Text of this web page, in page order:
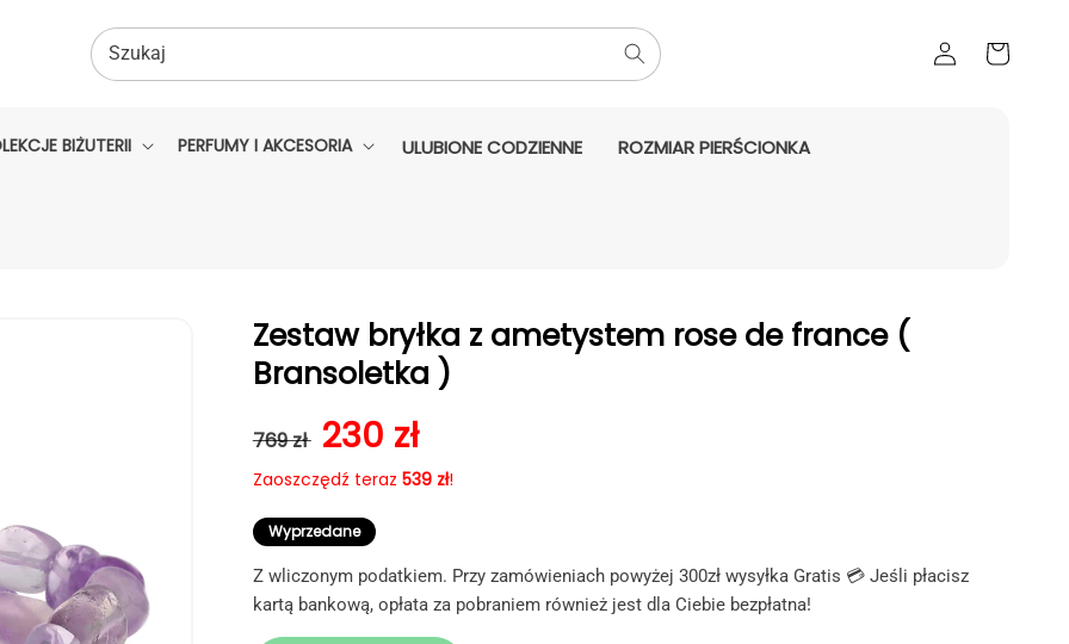
Zaloguj
się
Koszyk
Szukaj
BIŻUTERII PERFUMY I AKCESORIA ULUBIONE CODZIENNE ROZMIAR PIERŚCIONKA
Zestaw bryłka z ametystem rose de france (
Bransoletka )
Cena regularna
769 złCena sprzedaży
230 zł
Zaoszczędź teraz 539 zł!
Wyprzedane
Z wliczonym podatkiem. Przy zamówieniach powyżej 300zł wysyłka Gratis 💳 Jeśli płacisz
kartą bankową, opłata za pobraniem również jest dla Ciebie bezpłatna!